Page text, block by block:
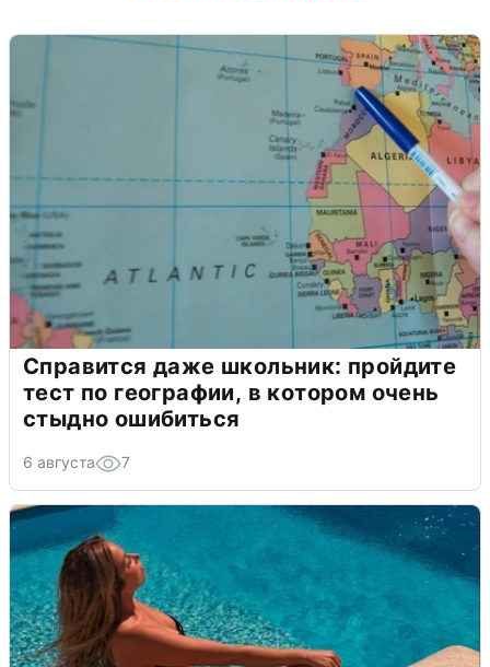
Справится даже школьник: пройдите
тест по географии, в котором очень
стыдно ошибиться
6 августа 7